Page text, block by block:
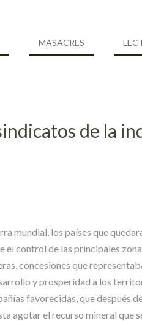
MASACRES
de la
mundial, los países que
control de las principales
concesiones que
y prosperidad a los
favorecidas, que después
agotar el recurso mineral que